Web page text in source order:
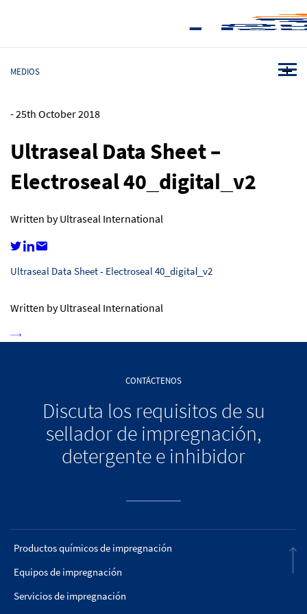
MEDIOS
-25th October 2018
Ultraseal Data Sheet –
Electroseal 40_digital_v2
Written by Ultraseal International
Ultraseal Data Sheet - Electroseal 40_digital_v2
Written by Ultraseal International
CONTÁCTENOS
Discuta los requisitos de su
sellador de impregnación,
detergente e inhibidor
Productos químicos de impregnación
Equipos de impregnación
Servicios de impregnación